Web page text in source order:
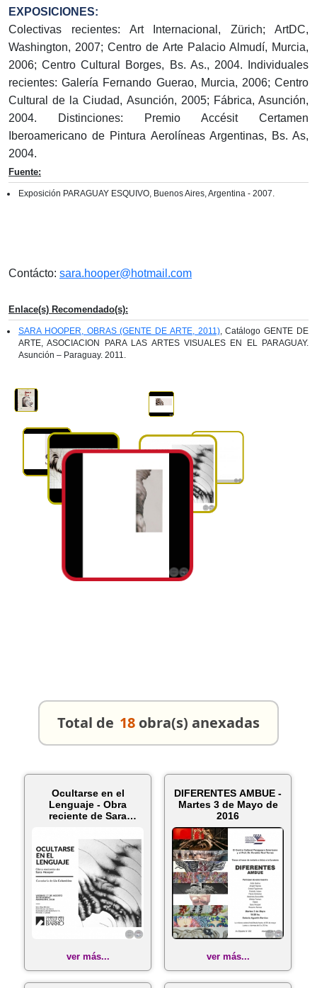
EXPOSICIONES:
Colectivas recientes: Art Internacional, Zürich; ArtDC,
Washington, 2007; Centro de Arte Palacio Almudí, Murcia,
2006; Centro Cultural Borges, Bs. As., 2004. Individuales
recientes: Galería Fernando Guerao, Murcia, 2006; Centro
Cultural de la Ciudad, Asunción, 2005; Fábrica, Asunción,
2004. Distinciones: Premio Accésit Certamen
Iberoamericano de Pintura Aerolíneas Argentinas, Bs. As,
2004.
Fuente:
Exposición PARAGUAY ESQUIVO, Buenos Aires, Argentina - 2007.
Contácto: sara.hooper@hotmail.com
Enlace(s) Recomendado(s):
SARA HOOPER, OBRAS (GENTE DE ARTE, 2011), Catálogo GENTE DE
ARTE, ASOCIACION PARA LAS ARTES VISUALES EN EL PARAGUAY.
Asunción – Paraguay. 2011.
Total de 18 obra(s) anexadas
Ocultarse en el
Lenguaje - Obra
reciente de Sara
ver más...
DIFERENTES AMBUE -
Martes 3 de Mayo de
2016
ver más...